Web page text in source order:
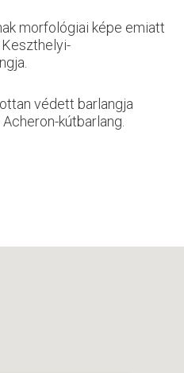
morfológiai képe emiatt
Keszthelyi-
védett barlangja
kútbarlang.